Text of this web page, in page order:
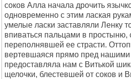
соков Алла начала дрочить
одновременно с этим лаская
умелые ласки заставляли Ленку
впиваться пальцами в простыню,
переполнявшей ее страсти.
вертевшаяся прямо пред нашими
предоставляла нам с Витькой
щелочки, блестевшей от соков и